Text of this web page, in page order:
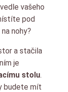
vašeho
pod
nohy?
a stačila
je
stolu.
budete mít